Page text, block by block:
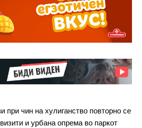
при чин на хулиганство повторно се
и урбана опрема во паркот